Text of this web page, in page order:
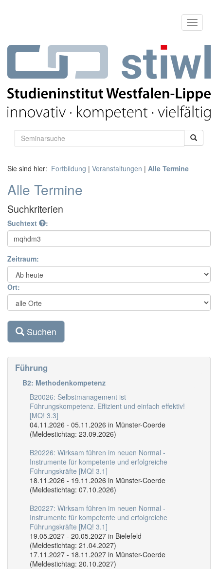
Sie sind hier: Fortbildung | Veranstaltungen | Alle Termine
Alle Termine
Suchkriterien
Suchtext :
Zeitraum:
Ort:
Suchen
Führung
B2: Methodenkompetenz
B20026: Selbstmanagement ist
Führungskompetenz. Effizient und einfach effektiv!
[MQ! 3.3]
04.11.2026 - 05.11.2026 in Münster-Coerde
(Meldestichtag: 23.09.2026)
B20226: Wirksam führen im neuen Normal -
Instrumente für kompetente und erfolgreiche
Führungskräfte [MQ! 3.1]
18.11.2026 - 19.11.2026 in Münster-Coerde
(Meldestichtag: 07.10.2026)
B20227: Wirksam führen im neuen Normal -
Instrumente für kompetente und erfolgreiche
Führungskräfte [MQ! 3.1]
19.05.2027 - 20.05.2027 in Bielefeld
(Meldestichtag: 21.04.2027)
17.11.2027 - 18.11.2027 in Münster-Coerde
(Meldestichtag: 20.10.2027)